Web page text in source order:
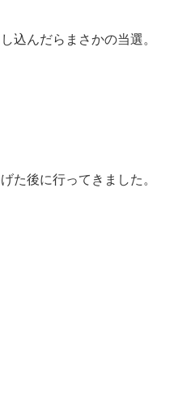
込んだらまさかの当選。
た後に行ってきました。